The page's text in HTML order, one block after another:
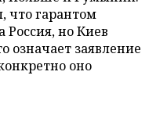
что гарантом
Россия, но Киев
означает заявление
оно